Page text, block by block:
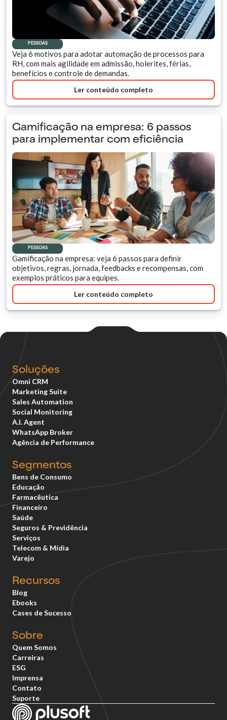
PESSOAS
Veja 6 motivos para adotar automação de processos para
RH, com mais agilidade em admissão, holerites, férias,
benefícios e controle de demandas.
Ler conteúdo completo
Gamificação na empresa: 6 passos
para implementar com eficiência
PESSOAS
Gamificação na empresa: veja 6 passos para definir
objetivos, regras, jornada, feedbacks e recompensas, com
exemplos práticos para equipes.
Ler conteúdo completo
Soluções
Omni CRM
Marketing Suite
Sales Automation
Social Monitoring
A.I. Agent
WhatsApp Broker
Agência de Performance
Segmentos
Bens de Consumo
Educação
Farmacêutica
Financeiro
Saúde
Seguros & Previdência
Serviços
Telecom & Mídia
Varejo
Recursos
Blog
Ebooks
Cases de Sucesso
Sobre
Quem Somos
Carreiras
ESG
Imprensa
Contato
Suporte